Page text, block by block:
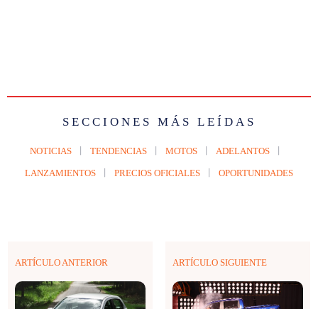
SECCIONES MÁS LEÍDAS
NOTICIAS TENDENCIAS MOTOS ADELANTOS
LANZAMIENTOS PRECIOS OFICIALES OPORTUNIDADES
ARTÍCULO ANTERIOR ARTÍCULO SIGUIENTE